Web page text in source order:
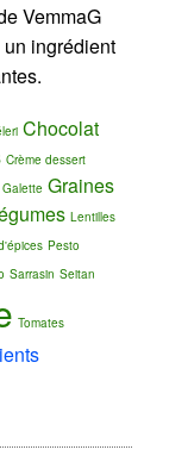
VemmaG
ingrédient
Chocolat
Crème dessert
Galette Graines
Lentilles
Pesto
Sarrasin Seitan
Tomates